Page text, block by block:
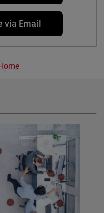
via Email